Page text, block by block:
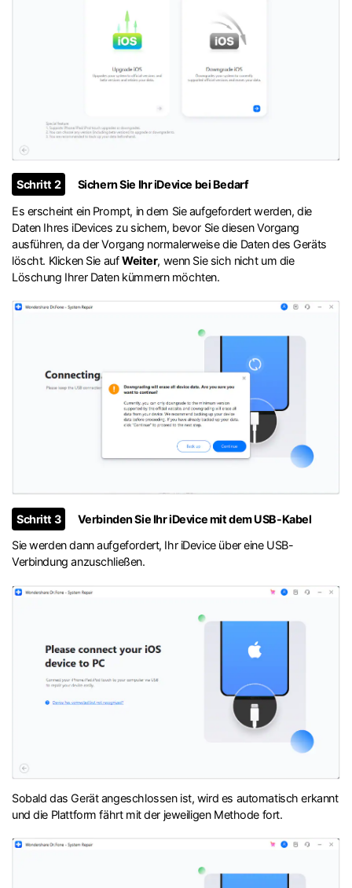
Schritt 2
Sichern Sie Ihr iDevice bei Bedarf
Es erscheint ein Prompt, in dem Sie aufgefordert werden, die
Daten Ihres iDevices zu sichern, bevor Sie diesen Vorgang
ausführen, da der Vorgang normalerweise die Daten des Geräts
löscht. Klicken Sie aufWeiter, wenn Sie sich nicht um die
Löschung Ihrer Daten kümmern möchten.
Schritt 3
Verbinden Sie Ihr iDevice mit dem USB-Kabel
Sie werden dann aufgefordert, Ihr iDevice über eine USB-
Verbindung anzuschließen.
Sobald das Gerät angeschlossen ist, wird es automatisch erkannt
und die Plattform fährt mit der jeweiligen Methode fort.